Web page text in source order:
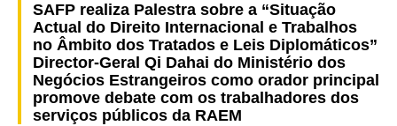
SAFP realiza Palestra sobre a “Situação
Actual do Direito Internacional e Trabalhos
no Âmbito dos Tratados e Leis Diplomáticos”
Director-Geral Qi Dahai do Ministério dos
Negócios Estrangeiros como orador principal
promove debate com os trabalhadores dos
serviços públicos da RAEM